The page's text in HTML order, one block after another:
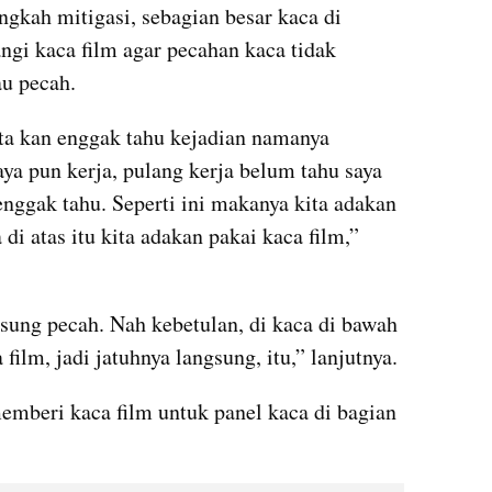
mitigasi, sebagian besar kaca di
kaca film agar pecahan kaca tidak
pecah.
kan enggak tahu kejadian namanya
pun kerja, pulang kerja belum tahu saya
tahu. Seperti ini makanya kita adakan
atas itu kita adakan pakai kaca film,”
pecah. Nah kebetulan, di kaca di bawah
jadi jatuhnya langsung, itu,” lanjutnya.
kaca film untuk panel kaca di bagian